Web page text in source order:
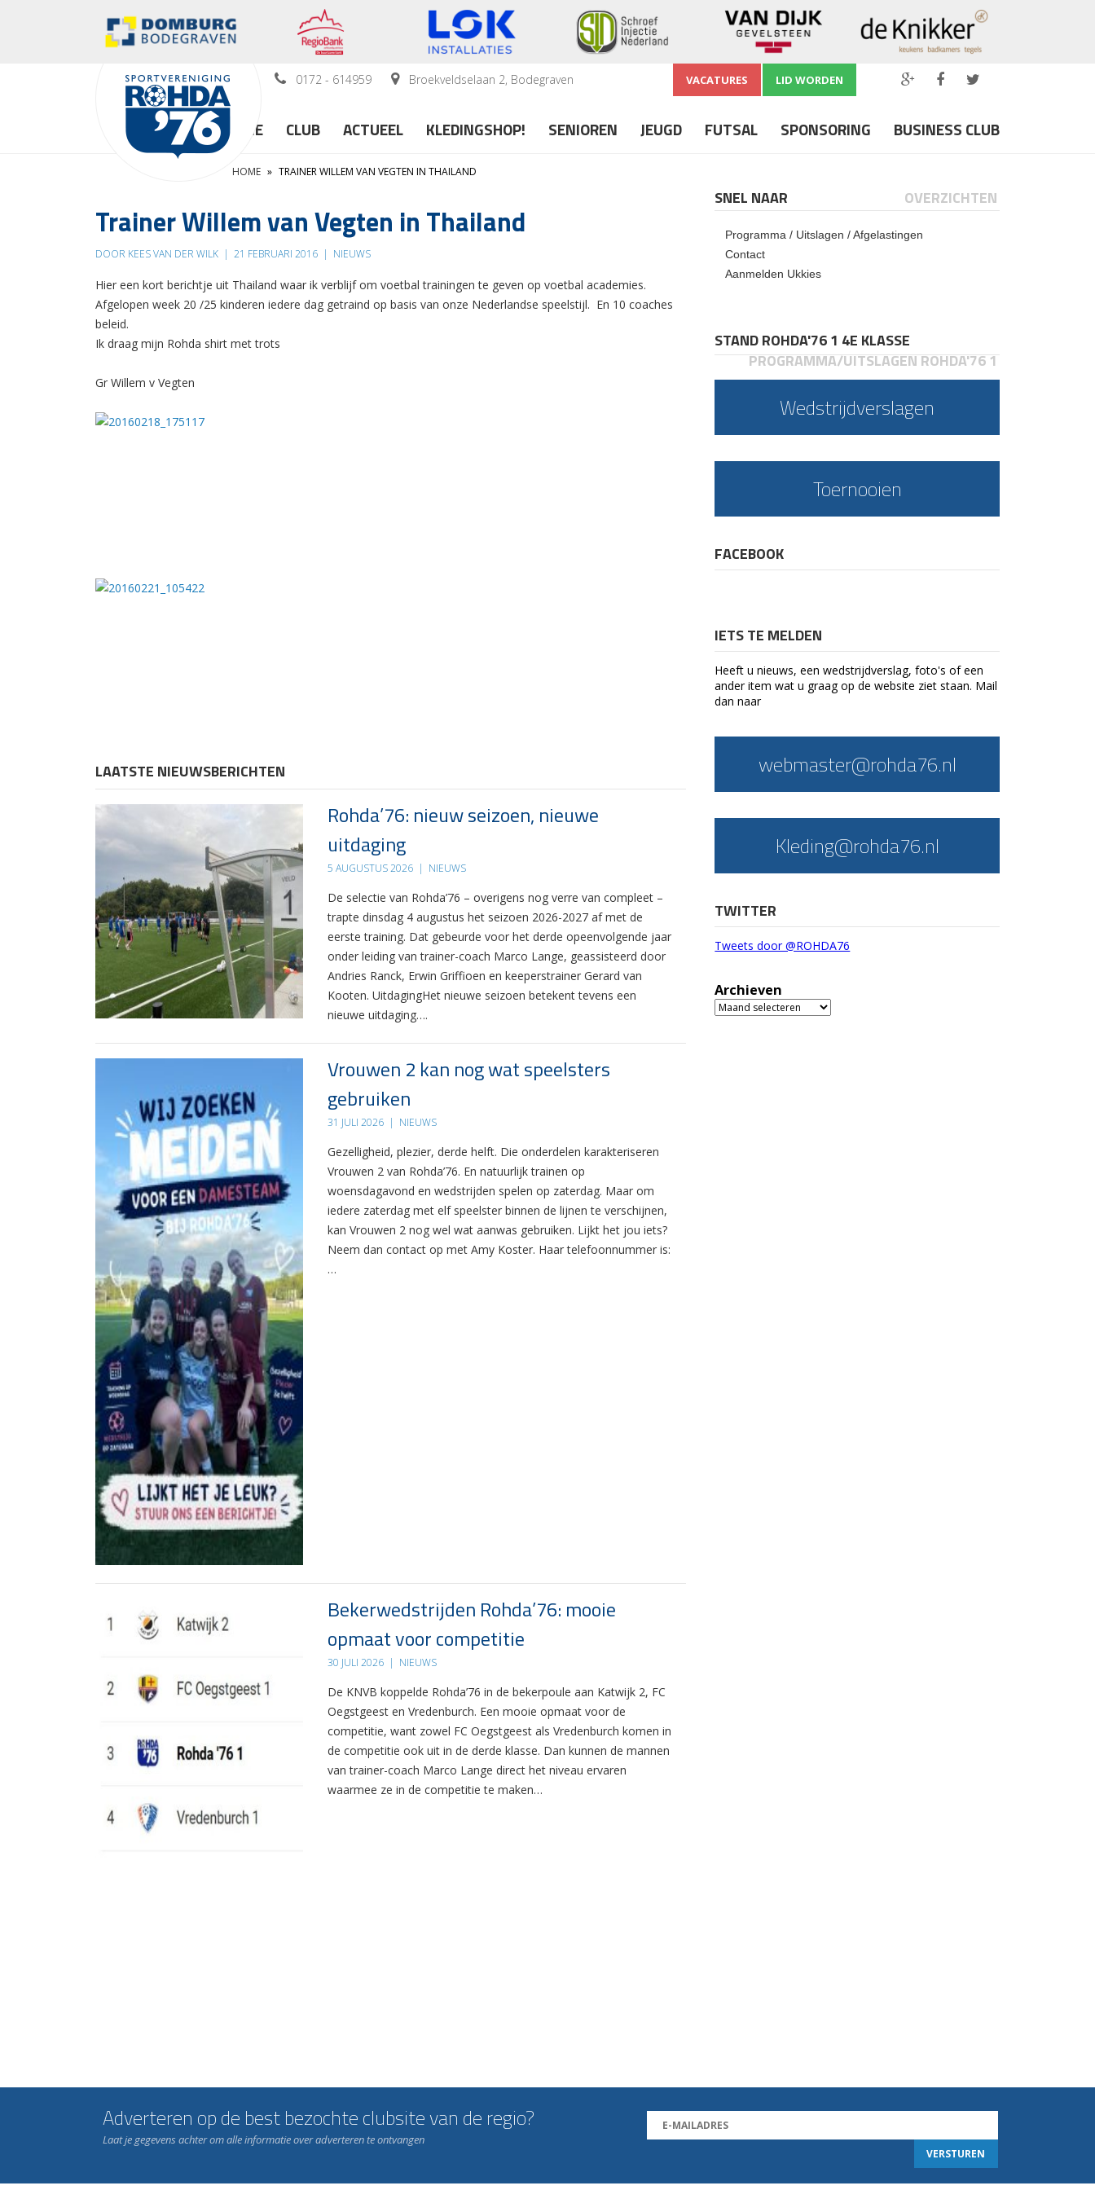
0172 - 614959 Broekveldselaan 2, Bodegraven VACATURES LID WORDEN
HOME CLUB ACTUEEL KLEDINGSHOP! SENIOREN JEUGD FUTSAL SPONSORING BUSINESS CLUB
HOME » TRAINER WILLEM VAN VEGTEN IN THAILAND
Trainer Willem van Vegten in Thailand
DOOR KEES VAN DER WILK | 21 FEBRUARI 2016 | NIEUWS
Hier een kort berichtje uit Thailand waar ik verblijf om voetbal trainingen te geven op voetbal academies.
Afgelopen week 20 /25 kinderen iedere dag getraind op basis van onze Nederlandse speelstijl. En 10 coaches
beleid.
Ik draag mijn Rohda shirt met trots
Gr Willem v Vegten
LAATSTE NIEUWSBERICHTEN
Rohda’76: nieuw seizoen, nieuwe
uitdaging
5 AUGUSTUS 2026 | NIEUWS
De selectie van Rohda’76 – overigens nog verre van compleet –
trapte dinsdag 4 augustus het seizoen 2026-2027 af met de
eerste training. Dat gebeurde voor het derde opeenvolgende jaar
onder leiding van trainer-coach Marco Lange, geassisteerd door
Andries Ranck, Erwin Griffioen en keeperstrainer Gerard van
Kooten. UitdagingHet nieuwe seizoen betekent tevens een
nieuwe uitdaging….
Vrouwen 2 kan nog wat speelsters
gebruiken
31 JULI 2026 | NIEUWS
Gezelligheid, plezier, derde helft. Die onderdelen karakteriseren
Vrouwen 2 van Rohda’76. En natuurlijk trainen op
woensdagavond en wedstrijden spelen op zaterdag. Maar om
iedere zaterdag met elf speelster binnen de lijnen te verschijnen,
kan Vrouwen 2 nog wel wat aanwas gebruiken. Lijkt het jou iets?
Neem dan contact op met Amy Koster. Haar telefoonnummer is:
…
Bekerwedstrijden Rohda’76: mooie
opmaat voor competitie
30 JULI 2026 | NIEUWS
De KNVB koppelde Rohda’76 in de bekerpoule aan Katwijk 2, FC
Oegstgeest en Vredenburch. Een mooie opmaat voor de
competitie, want zowel FC Oegstgeest als Vredenburch komen in
de competitie ook uit in de derde klasse. Dan kunnen de mannen
van trainer-coach Marco Lange direct het niveau ervaren
waarmee ze in de competitie te maken…
SNEL NAAR OVERZICHTEN
Programma / Uitslagen / Afgelastingen
Contact
Aanmelden Ukkies
STAND ROHDA'76 1 4E KLASSE
PROGRAMMA/UITSLAGEN ROHDA'76 1
Wedstrijdverslagen
Toernooien
FACEBOOK
IETS TE MELDEN
Heeft u nieuws, een wedstrijdverslag, foto's of een
ander item wat u graag op de website ziet staan. Mail
dan naar
webmaster@rohda76.nl
Kleding@rohda76.nl
TWITTER
Tweets door @ROHDA76
Archieven
Archieven
Adverteren op de best bezochte clubsite van de regio?
Laat je gegevens achter om alle informatie over adverteren te ontvangen